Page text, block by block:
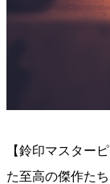
【鈴印マスター
た至高の傑作たち